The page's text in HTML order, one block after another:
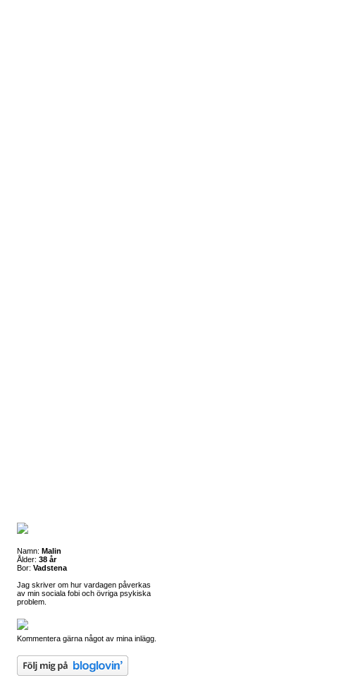
Namn: Malin
Ålder: 38 år
Bor: Vadstena
Jag skriver om hur vardagen påverkas
av min sociala fobi och övriga psykiska
problem.
Kommentera gärna något av mina inlägg.